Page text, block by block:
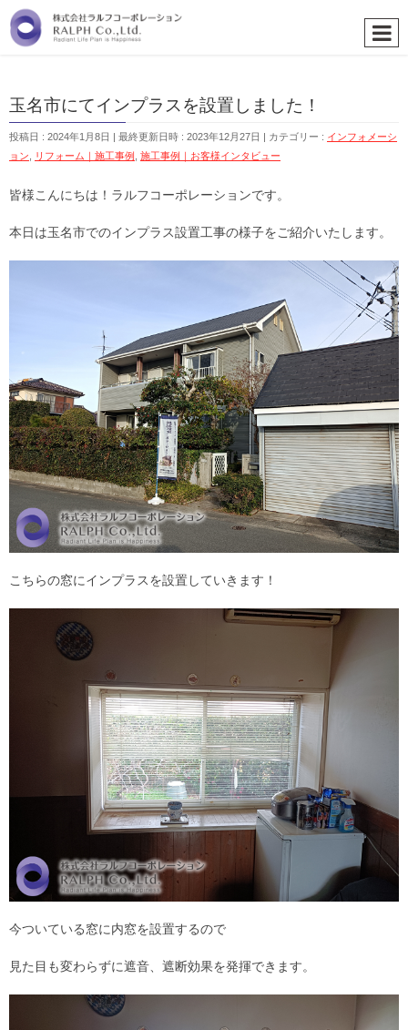
玉名市にてインプラスを設置しました！
投稿日 : 2024年1月8日 最終更新日時 : 2023年12月27日 カテゴリー : インフォメーシ
ョン
リフォーム｜施工事例 施工事例｜お客様インタビュー
皆様こんにちは！ラルフコーポレーションです。
本日は玉名市でのインプラス設置工事の様子をご紹介いたします。
こちらの窓にインプラスを設置していきます！
今ついている窓に内窓を設置するので
見た目も変わらずに遮音、遮断効果を発揮できます。